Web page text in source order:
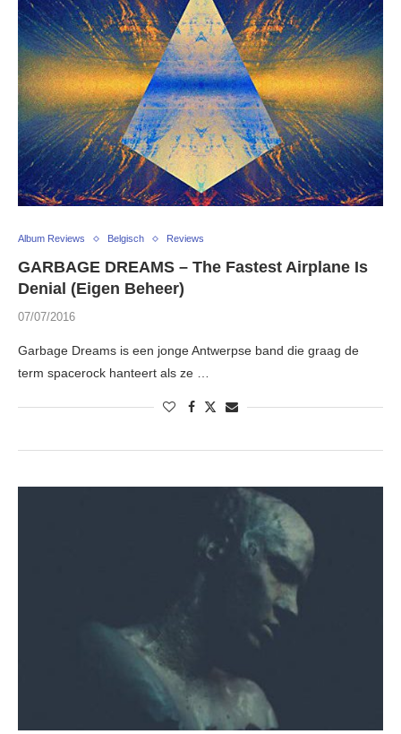
Album Reviews Belgisch Reviews
GARBAGE DREAMS – The Fastest Airplane Is
Denial (Eigen Beheer)
07/07/2016
Garbage Dreams is een jonge Antwerpse band die graag de
term spacerock hanteert als ze …